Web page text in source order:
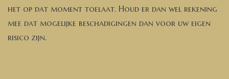
het op dat moment toelaat. Houd er dan wel rekening
mee dat mogelijke beschadigingen dan voor uw eigen
risico zijn.